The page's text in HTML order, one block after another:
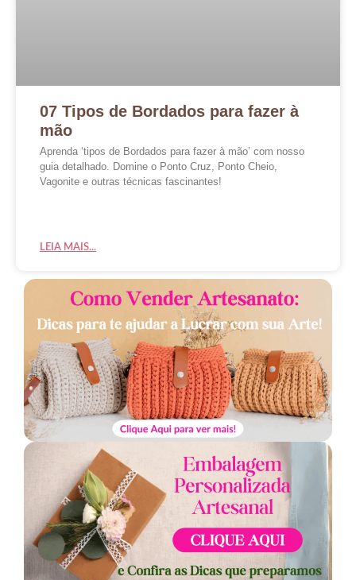
07 Tipos de Bordados para fazer à
mão
Aprenda ‘tipos de Bordados para fazer à mão’ com nosso
guia detalhado. Domine o Ponto Cruz, Ponto Cheio,
Vagonite e outras técnicas fascinantes!
LEIA MAIS...